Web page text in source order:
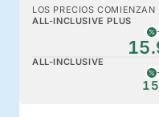
LOS PRECIOS COMIENZAN
ALL-INCLUSIVE PLUS
ALL-INCLUSIVE